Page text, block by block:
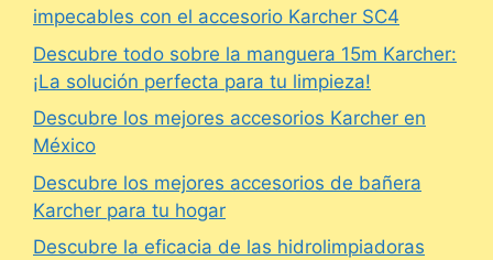
impecables con el accesorio Karcher SC4
Descubre todo sobre la manguera 15m Karcher:
¡La solución perfecta para tu limpieza!
Descubre los mejores accesorios Karcher en
México
Descubre los mejores accesorios de bañera
Karcher para tu hogar
Descubre la eficacia de las hidrolimpiadoras